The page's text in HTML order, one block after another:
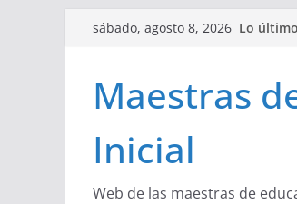
Saltarsábado, agosto 8, 2026 Lo
Maestras
Inicial
Web de las maestras de